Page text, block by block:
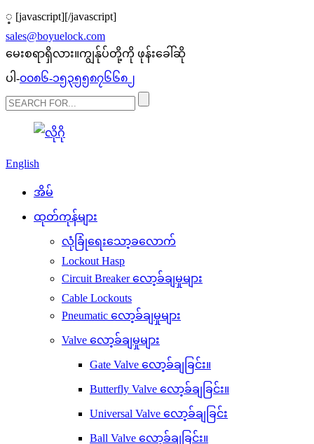
့ [javascript][/javascript]
sales@boyuelock.com
မေးစရာရှိလား။ကျွန်ုပ်တို့ကို ဖုန်းခေါ်ဆို
ပါ-၀၀၈၆-၁၅၃၅၅၈၇၆၆၈၂
English
အိမ်
ထုတ်ကုန်များ
လုံခြုံရေးသော့ခလောက်
Lockout Hasp
Circuit Breaker လော့ခ်ချမှုများ
Cable Lockouts
Pneumatic လော့ခ်ချမှုများ
Valve လော့ခ်ချမှုများ
Gate Valve လော့ခ်ချခြင်း။
Butterfly Valve လော့ခ်ချခြင်း။
Universal Valve လော့ခ်ချခြင်း
Ball Valve လော့ခ်ချခြင်း။